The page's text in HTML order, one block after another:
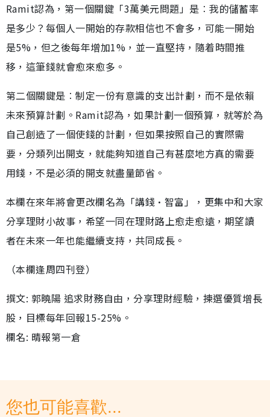
Ramit認為，第一個關鍵「3萬美元問題」是︰我的儲蓄率
是多少？每個人一開始的存款相信也不會多，可能一開始
是5%，但之後每年增加1%，並一直堅持，隨着時間推
移，這筆錢就會愈來愈多。
第二個關鍵是︰制定一份有意識的支出計劃，而不是依賴
未來預算計劃。Ramit認為，如果計劃一個預算，就等於為
自己創造了一個使錢的計劃，但如果按照自己的實際需
要，分類列出開支，就能夠知道自己有甚麼地方真的需要
用錢，不是必須的開支就盡量節省。
本欄在來年將會更改欄名為「講錢•智富」，更集中和大家
分享理財小故事，希望一同在理財路上愈走愈遠，期望讀
者在未來一年也能繼續支持，共同成長。
（本欄逢周四刊登）
撰文: 郭曉陽 追求財務自由，分享理財經驗，揀選優質增長
股，目標每年回報15-25%。
欄名: 晴報第一倉
您也可能喜歡...